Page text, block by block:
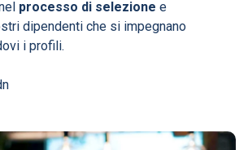
processo di selezione e
dipendenti che si impegnano
i profili.